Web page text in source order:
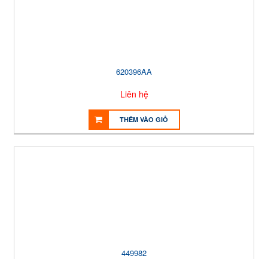
620396AA
Liên hệ
THÊM VÀO GIỎ
449982